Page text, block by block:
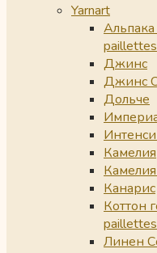
Yarnart
paillettes
Джинс
Джинс
Дольче
Камелия
Канарис
Коттон
paillettes
Линен